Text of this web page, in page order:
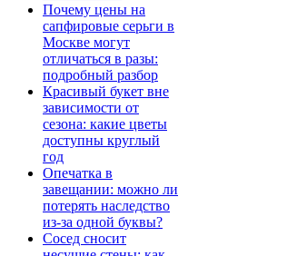
Почему цены на
сапфировые серьги в
Москве могут
отличаться в разы:
подробный разбор
Красивый букет вне
зависимости от
сезона: какие цветы
доступны круглый
год
Опечатка в
завещании: можно ли
потерять наследство
из-за одной буквы?
Сосед сносит